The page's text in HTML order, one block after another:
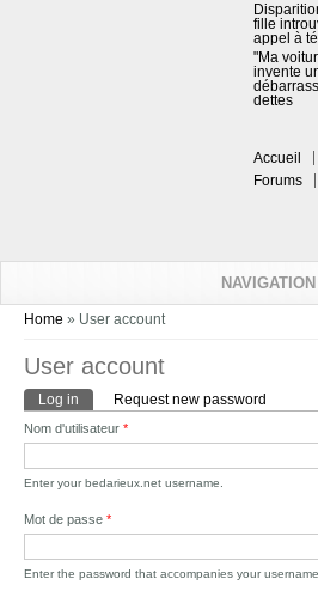
fille
appel à
"Ma
invente
dettes
Accueil
Forums
NAVIGATION
You are here
Home » User account
User account
Primary tabs
Log in (active tab)
Request new password
Nom d'utilisateur *
Enter your bedarieux.net username.
Mot de passe *
Enter the password that accompanies your